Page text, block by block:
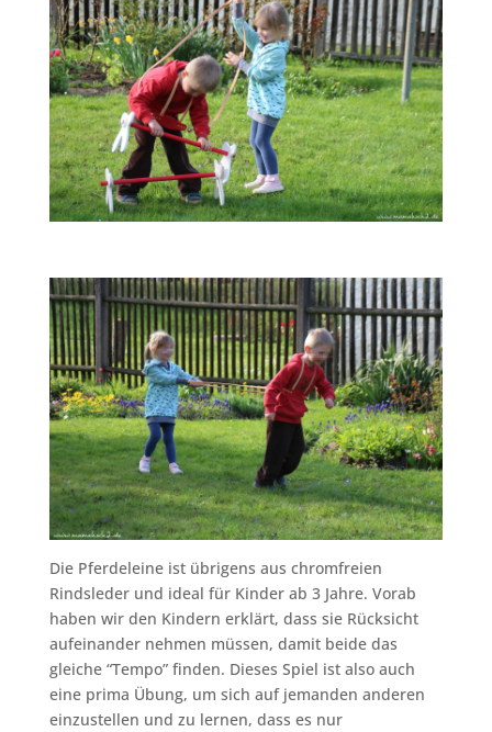
Die Pferdeleine ist übrigens aus chromfreien
Rindsleder und ideal für Kinder ab 3 Jahre. Vorab
haben wir den Kindern erklärt, dass sie Rücksicht
aufeinander nehmen müssen, damit beide das
gleiche “Tempo” finden. Dieses Spiel ist also auch
eine prima Übung, um sich auf jemanden anderen
einzustellen und zu lernen, dass es nur